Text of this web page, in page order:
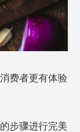
费者更有体验
步骤进行完美